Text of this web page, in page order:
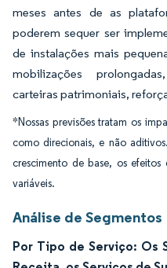
meses antes de as
poderem sequer ser
de instalações mais
mobilizações
carteiras patrimoniais,
*Nossas previsões tratam os
como direcionais, e não
crescimento de base, os
variáveis.
Análise de Segmentos
Por Tipo de Serviço: Os